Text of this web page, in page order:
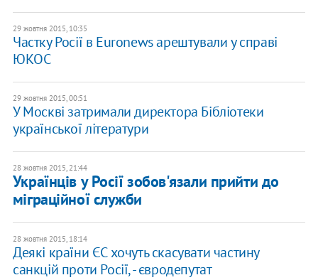
29 жовтня 2015, 10:35
Частку Росії в Euronews арештували у справі
ЮКОС
29 жовтня 2015, 00:51
У Москві затримали директора Бібліотеки
української літератури
28 жовтня 2015, 21:44
Українців у Росії зобов'язали прийти до
міграційної служби
28 жовтня 2015, 18:14
Деякі країни ЄС хочуть скасувати частину
санкцій проти Росії, - євродепутат